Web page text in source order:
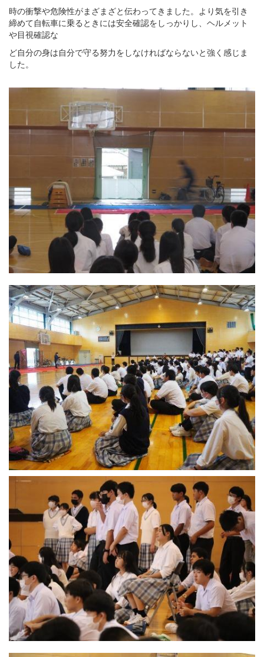
時の衝撃や危険性がまざまざと伝わってきました。より気を引き
締めて自転車に乗るときには安全確認をしっかりし、ヘルメット
や目視確認な
ど自分の身は自分で守る努力をしなければならないと強く感じま
した。